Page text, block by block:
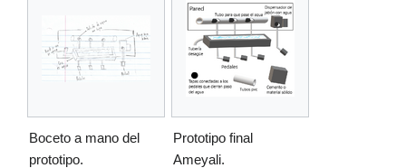
Boceto a mano del
prototipo.
Prototipo final
Ameyali.